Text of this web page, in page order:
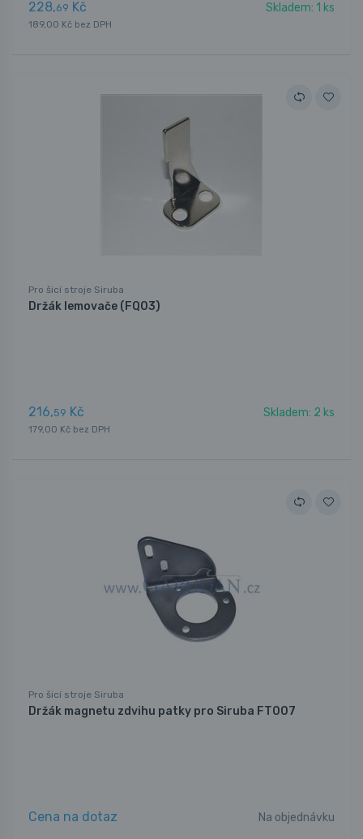
228,69 Kč Skladem: 1 ks
189,00 Kč bez DPH
Pro šicí stroje Siruba
Držák lemovače (FQ03)
216,59 Kč Skladem: 2 ks
179,00 Kč bez DPH
Pro šicí stroje Siruba
Držák magnetu zdvihu patky pro Siruba FT007
Cena na dotaz Na objednávku